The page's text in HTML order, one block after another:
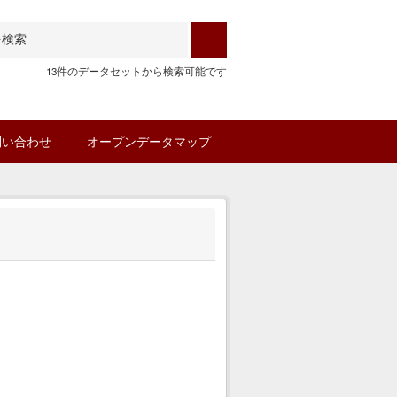
13件のデータセットから検索可能です
合わせ オープンデータマップ